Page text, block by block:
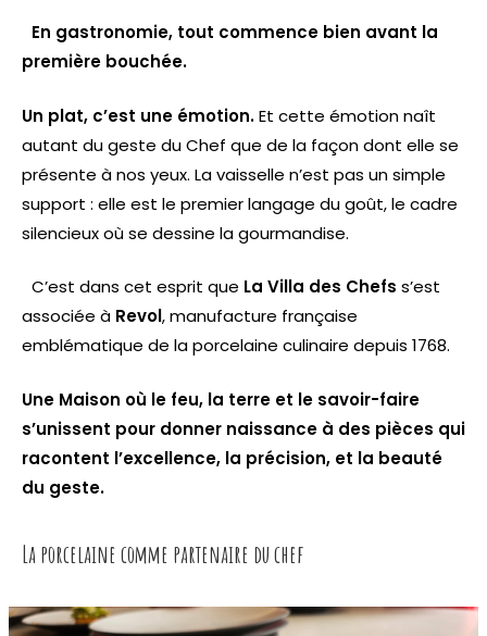
En gastronomie, tout commence bien avant la
première bouchée.
Un plat, c’est une émotion.Et cette émotion naît
autant du geste du Chef que de la façon dont elle se
présente à nos yeux. La vaisselle n’est pas un simple
support : elle est le premier langage du goût, le cadre
silencieux où se dessine la gourmandise.
C’est dans cet esprit que La Villa des Chefs s’est
associée à Revol, manufacture française
emblématique de la porcelaine culinaire depuis 1768.
Une Maison où le feu, la terre et le savoir-faire
s’unissent pour donner naissance à des pièces qui
racontent l’excellence, la précision, et la beauté
du geste.
La porcelaine comme partenaire du chef